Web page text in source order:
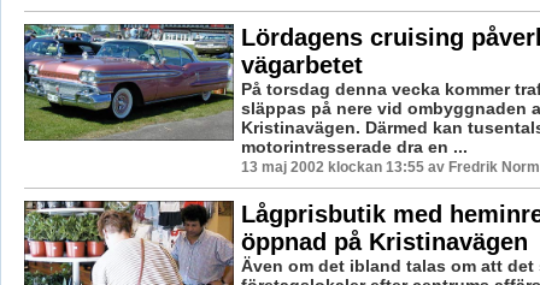
Lördagens cruising
vägarbetet
På torsdag denna vecka kommer
släppas på nere vid ombyggnaden
Kristinavägen. Därmed kan
motorintresserade dra en ...
13 maj 2002 klockan 13:55 av Fredrik
Lågprisbutik med
öppnad på Kristinavägen
Även om det ibland talas om att det